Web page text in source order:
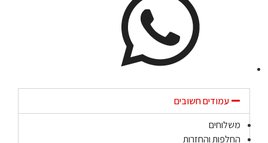
עמודים חשובים
משלוחים
החלפות והחזרות